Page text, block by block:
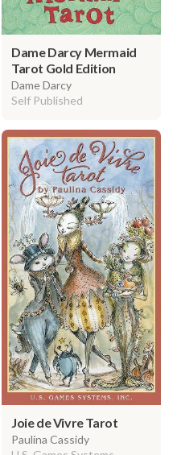
Dame Darcy Mermaid
Tarot Gold Edition
Dame Darcy
Self Published
Joie de Vivre Tarot
Paulina Cassidy